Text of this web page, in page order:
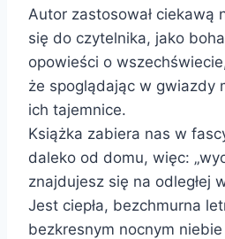
Autor zastosował ciekawą
się do czytelnika, jako
opowieści o
że spoglądając w gwiazdy
ich tajemnice.
Książka zabiera nas w
daleko od domu, więc:
znajdujesz się na odległej
Jest ciepła, bezchmurna
bezkresnym nocnym